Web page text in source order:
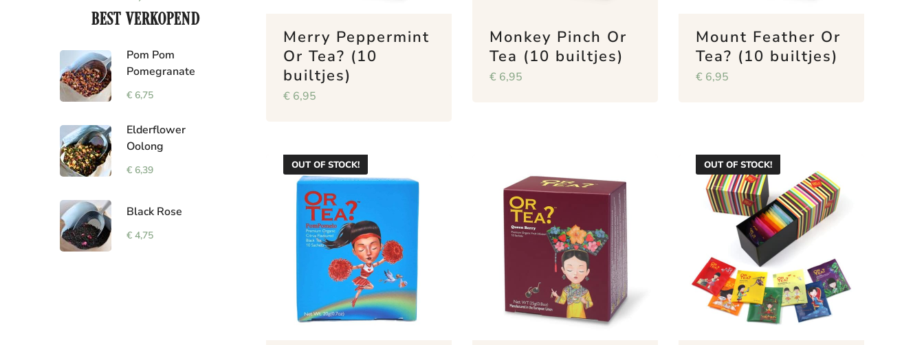
Merry Peppermint
Or Tea? (10
builtjes)
€ 6,95
Monkey Pinch Or
Tea (10 builtjes)
€ 6,95
Mount Feather Or
Tea? (10 builtjes)
€ 6,95
OUT OF STOCK! OUT OF STOCK!
BEST VERKOPEND
Pom Pom
Pomegranate
€ 6,75
Elderflower
Oolong
€ 6,39
Black Rose
€ 4,75